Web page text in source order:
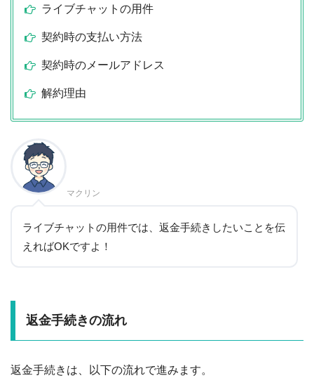
ライブチャットの用件
契約時の支払い方法
契約時のメールアドレス
解約理由
マクリン
ライブチャットの用件では、返金手続きしたいことを伝
えればOKですよ！
返金手続きの流れ
返金手続きは、以下の流れで進みます。